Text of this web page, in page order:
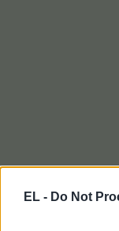
EL - Do Not